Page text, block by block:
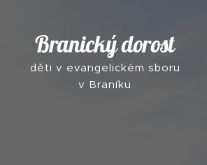
Branický dorost
děti v evangelickém sboru
v Braníku